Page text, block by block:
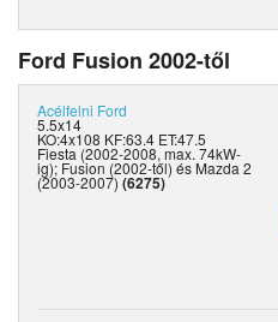
Ford Fusion 2002-től
Acélfelni Ford
5.5x14
KO:4x108 KF:63.4 ET:47.5
Fiesta (2002-2008, max. 74kW-
ig); Fusion (2002-től) és Mazda 2
(2003-2007) (6275)